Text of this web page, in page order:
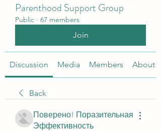
Parenthood Support Group
Public · 67 members
Join
Discussion Media Members About
Back
Поверено! Поразительная
Эффективность